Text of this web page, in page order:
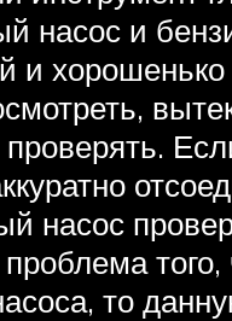
насос и
и хорошенько
насос
то